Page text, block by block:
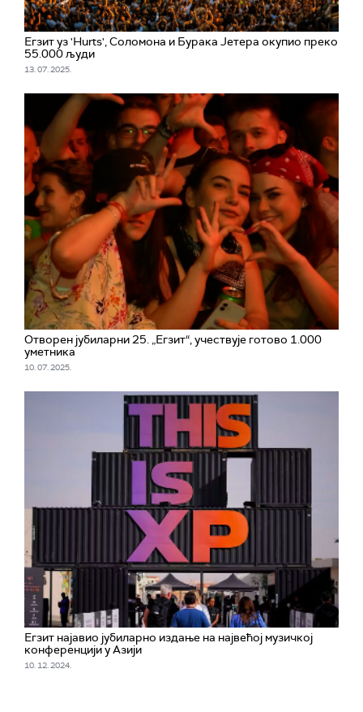
Егзит уз 'Hurts', Соломона и Бурака Јетера окупио преко
55.000 људи
13. 07. 2025.
Отворен јубиларни 25. „Егзит“, учествује готово 1.000
уметника
10. 07. 2025.
Егзит најавио јубиларно издање на највећој музичкој
конференцији у Азији
10. 12. 2024.